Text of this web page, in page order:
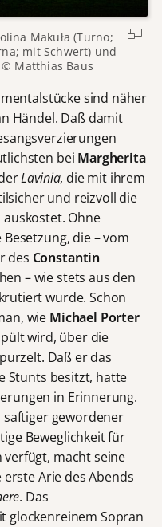
Makuła (Turno;
mit Schwert) und
Matthias Baus
sind näher
Händel. Daß damit
bei Margherita
Lavinia, die mit ihrem
und reizvoll die
Ohne
die – vom
des Constantin
– wie stets aus den
wurde. Schon
wie Michael Porter
wird, über die
Daß er das
Stunts besitzt, hatte
in Erinnerung.
saftiger gewordener
Beweglichkeit für
macht seine
Arie des Abends
. Das
glockenreinem Sopran